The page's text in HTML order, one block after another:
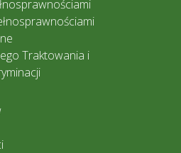
Traktowania i